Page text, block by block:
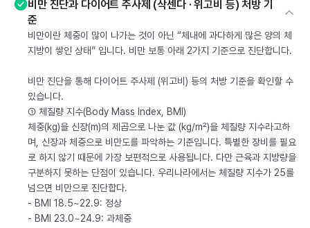
비만 진단과 다이어트 주사제 (삭센다 · 위고비 등) 처방 기
준
비만이란 체중이 많이 나가는 것이 아닌 “체내에 과다하게 많은 양의 체
지방이 쌓인 상태” 입니다. 비만 보통 아래 2가지 기준으로 진단합니다.
비만 진단을 통해 다이어트 주사제 (위고비) 등의 처방 기준을 확인할 수
있습니다.
① 체질량 지수(Body Mass Index, BMI)
체중(kg)을 신장(m)의 제곱으로 나눈 값 (kg/m²)을 체질량 지수라고하
며, 신장과 체중으로 비만도를 파악하는 기준입니다. 특별한 장비를 필요
로 하지 않기 때문에 가장 보편적으로 사용됩니다. 다만 근육과 지방량을
구분하지 못하는 단점이 있습니다. 우리나라에서는 체질량 지수가 25를
넘으면 비만으로 진단합다.
- BMI 18.5~22.9: 정상
- BMI 23.0~24.9: 과체중